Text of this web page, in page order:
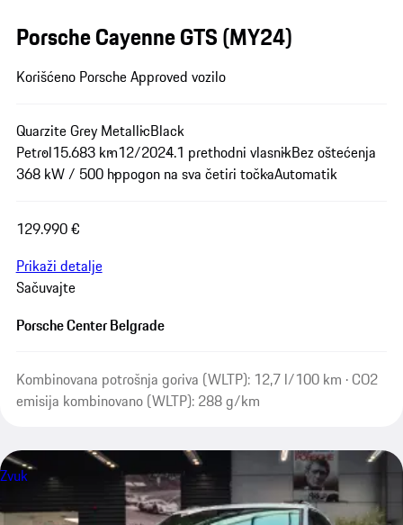
Porsche Cayenne GTS (MY24)
Korišćeno Porsche Approved vozilo
Quarzite Grey MetallicBlack
Petrol15.683 km12/2024.1 prethodni vlasnikBez oštećenja
368 kW / 500 hppogon na sva četiri točkaAutomatik
129.990 €
Prikaži detalje
Sačuvajte
Porsche Center Belgrade
Kombinovana potrošnja goriva (WLTP): 12,7 l/100 km · CO2
emisija kombinovano (WLTP): 288 g/km
Zvuk